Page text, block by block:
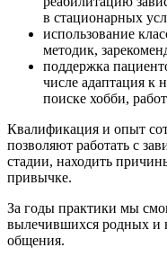
в стационарных
использование
методик,
поддержка
числе адаптация к
поиске хобби,
Квалификация и опыт
позволяют работать с
стадии, находить
привычке.
За годы практики мы
вылечившихся родных и
общения.